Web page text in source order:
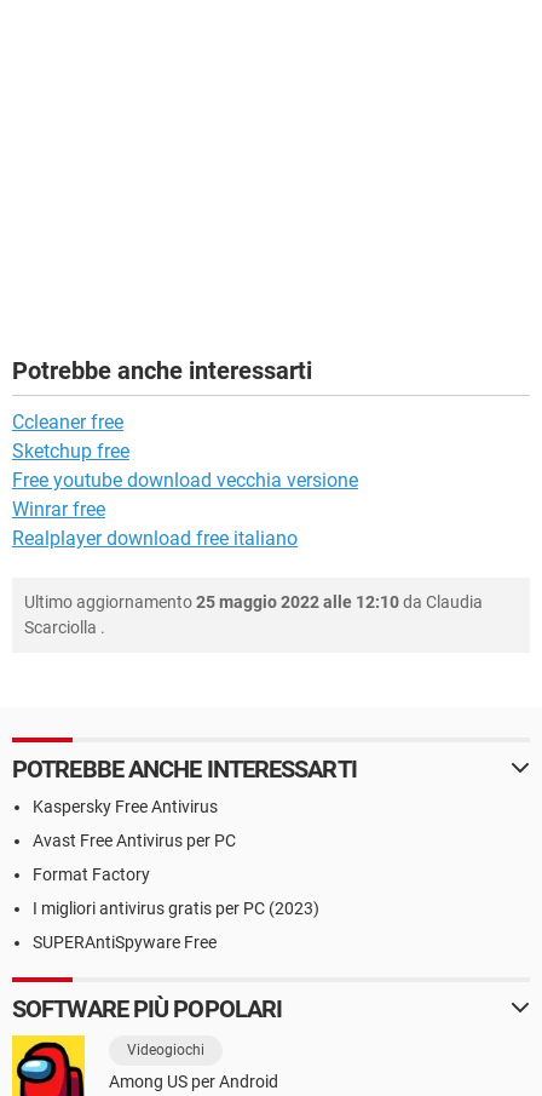
Potrebbe anche interessarti
Ccleaner free
Sketchup free
Free youtube download vecchia versione
Winrar free
Realplayer download free italiano
Ultimo aggiornamento25 maggio 2022 alle 12:10da Claudia
Scarciolla .
POTREBBE ANCHE INTERESSARTI
Kaspersky Free Antivirus
Avast Free Antivirus per PC
Format Factory
I migliori antivirus gratis per PC (2023)
SUPERAntiSpyware Free
SOFTWARE PIÙ POPOLARI
Videogiochi
Among US per Android